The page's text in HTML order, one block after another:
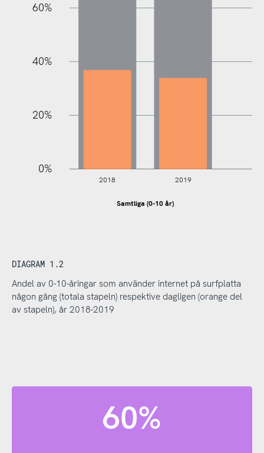
60%
40%
20%
0%
Samtliga (0-10 år)
2018 2019
DIAGRAM 1.2
Andel av 0-10-åringar som använder internet på surfplatta
någon gång (totala stapeln) respektive dagligen (orange del
av stapeln), år 2018-2019
60%